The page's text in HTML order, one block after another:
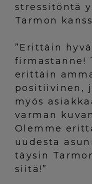
stressitöntä
Tarmon
”Erittäin
firmastanne!
erittäin
positiivinen,
myös
varman
Olemme
uudesta
täysin
siitä!”